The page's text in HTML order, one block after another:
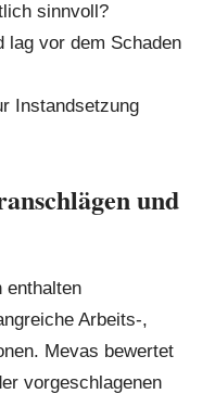
sinnvoll?
lag vor dem Schaden
Instandsetzung
und
enthalten
Arbeits-,
Mevas bewertet
vorgeschlagenen